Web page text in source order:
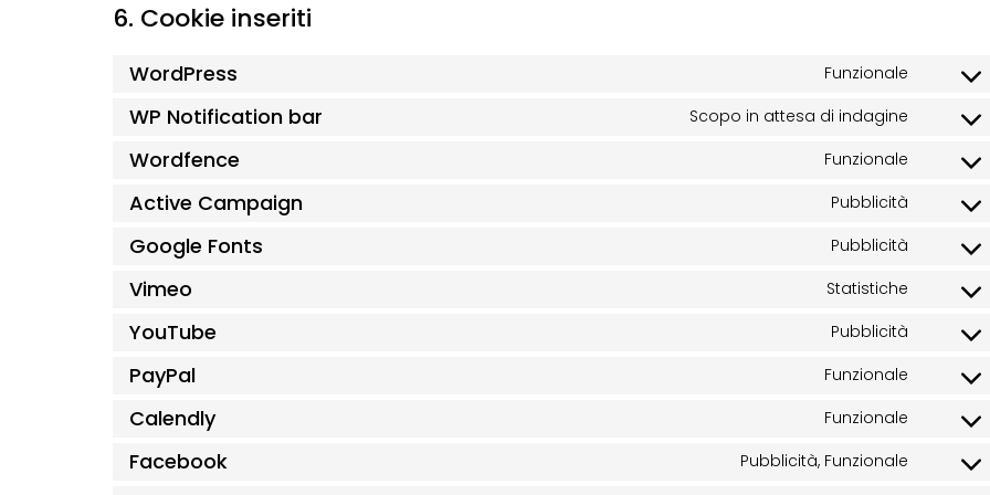
6. Cookie inseriti
WordPress Funzionale
WP Notification bar Scopo in attesa di indagine
Wordfence Funzionale
Active Campaign Pubblicità
Google Fonts Pubblicità
Vimeo Statistiche
YouTube Pubblicità
PayPal Funzionale
Calendly Funzionale
Facebook Pubblicità, Funzionale